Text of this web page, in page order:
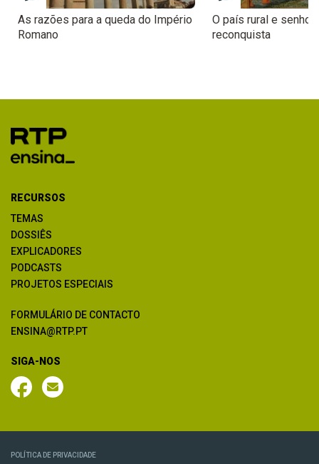
As razões para a queda do Império
Romano
O país rural e
reconquista
RECURSOS
TEMAS
DOSSIÊS
EXPLICADORES
PODCASTS
PROJETOS ESPECIAIS
FORMULÁRIO DE CONTACTO
ENSINA@RTP.PT
SIGA-NOS
POLÍTICA DE PRIVACIDADE